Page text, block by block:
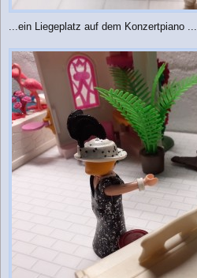
...ein Liegeplatz auf dem Konzertpiano ...